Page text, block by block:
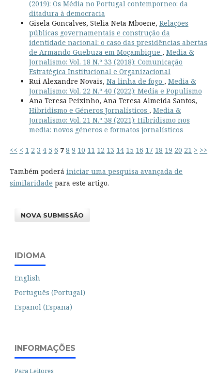
(2019): Os Média no Portugal contemporneo: da
ditadura à democracia
Gisela Goncalves, Stelia Neta Mboene, Relações
públicas governamentais e construção da
identidade nacional: o caso das presidências abertas
de Armando Guebuza em Moçambique , Media &
Jornalismo: Vol. 18 N.º 33 (2018): Comunicação
Estratégica Institucional e Organizacional
Rui Alexandre Novais, Na linha de fogo , Media &
Jornalismo: Vol. 22 N.º 40 (2022): Media e Populismo
Ana Teresa Peixinho, Ana Teresa Almeida Santos,
Hibridismo e Géneros Jornalísticos , Media &
Jornalismo: Vol. 21 N.º 38 (2021): Hibridismo nos
media: novos géneros e formatos jornalísticos
<< < 1 2 3 4 5 6 7 8 9 10 11 12 13 14 15 16 17 18 19 20 21 > >>
Também poderá iniciar uma pesquisa avançada de
similaridade para este artigo.
NOVA SUBMISSÃO
IDIOMA
English
Português (Portugal)
Español (España)
INFORMAÇÕES
Para Leitores